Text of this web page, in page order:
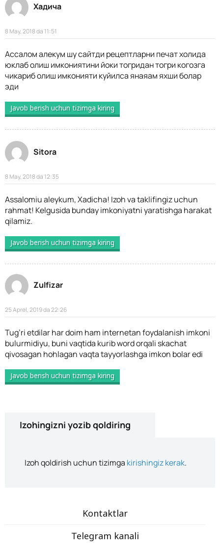
Хадича
8 May, 2018 da 11:51
Ассалом алекум шу сайтди рецептларни печат холида
юклаб олиш имкониятини йоки тогридан тогри когозга
чикариб олиш имконияти куйилса янаяам яхши болар
эди
Javob berish uchun tizimga kiring
Sitora
8 May, 2018 da 12:35
Assalomiu aleykum, Xadicha! Izoh va taklifingiz uchun
rahmat! Kelgusida bunday imkoniyatni yaratishga harakat
qilamiz.
Javob berish uchun tizimga kiring
Zulfizar
25 Aprel, 2019 da 22:26
Tug’ri etdilar har doim ham internetan foydalanish imkoni
bulurmidiyu, buni vaqtida kurib word orqali skachat
qivosagan hohlagan vaqta tayyorlashga imkon bolar edi
Javob berish uchun tizimga kiring
Izohingizni yozib qoldiring
Izoh qoldirish uchun tizimga kirishingiz kerak.
Kontaktlar
Telegram kanali